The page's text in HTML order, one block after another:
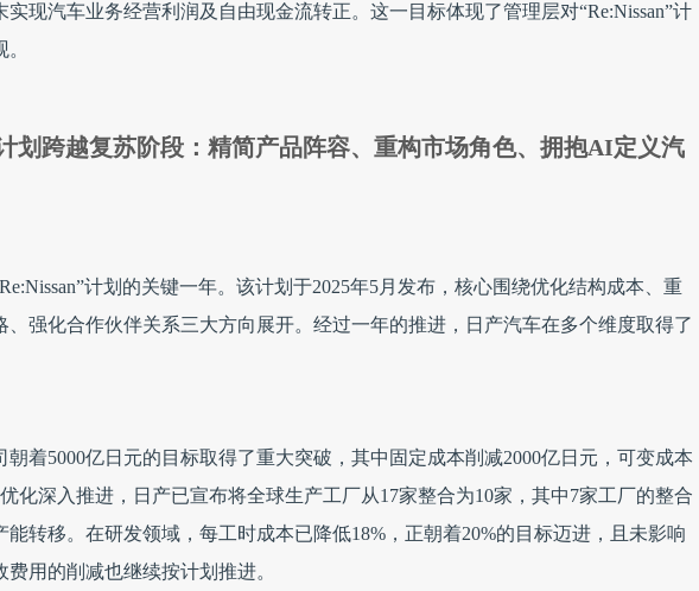
实现汽车业务经营利润及自由现金流转正。这一目标体现了管理层对“Re:Nissan”计
划跨越复苏阶段：精简产品阵容、重构市场角色、拥抱AI定义汽
计划的关键一年。该计划于2025年5月发布，核心围绕优化结构成本、重
、强化合作伙伴关系三大方向展开。经过一年的推进，日产汽车在多个维度取得了
着5000亿日元的目标取得了重大突破，其中固定成本削减2000亿日元，可变成本
化深入推进，日产已宣布将全球生产工厂从17家整合为10家，其中7家工厂的整合
能转移。在研发领域，每工时成本已降低18%，正朝着20%的目标迈进，且未影响
用的削减也继续按计划推进。